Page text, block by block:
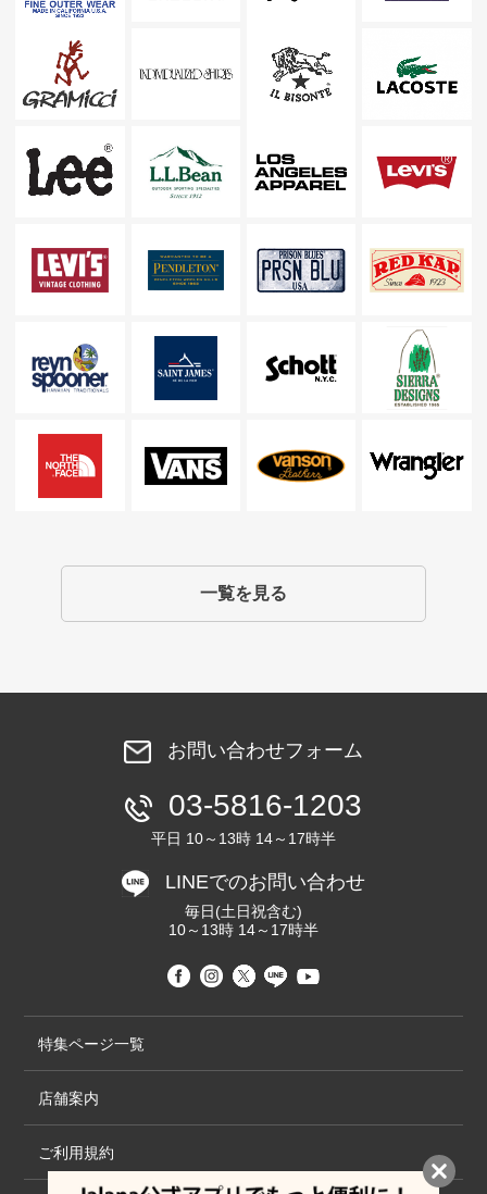
一覧を見る
お問い合わせフォーム
03-5816-1203
平日 10～13時 14～17時半
LINEでのお問い合わせ
毎日(土日祝含む)
10～13時 14～17時半
特集ページ一覧
店舗案内
ご利用規約